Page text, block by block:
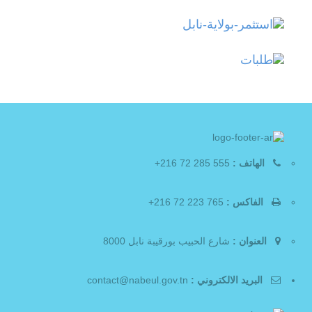
الهاتف :
الفاكس :
العنوان : شارع الحبيب بورقيبة نابل 8000
البريد الالكتروني :